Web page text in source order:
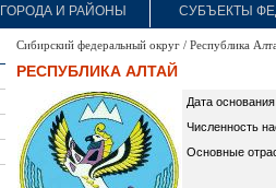
ГОРОДА И РАЙОНЫ СУБЪЕКТЫ
Сибирский федеральный округ / Республика
РЕСПУБЛИКА АЛТАЙ
Дата
Численность
Основные